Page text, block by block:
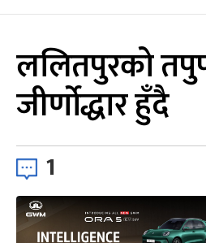
ललितपुरको
जीर्णोद्धार हुँदै
1